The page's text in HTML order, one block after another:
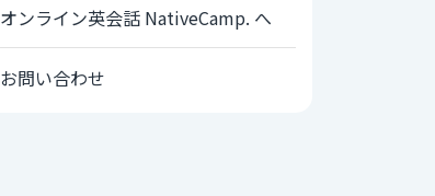
オンライン英会話 NativeCamp. へ
お問い合わせ